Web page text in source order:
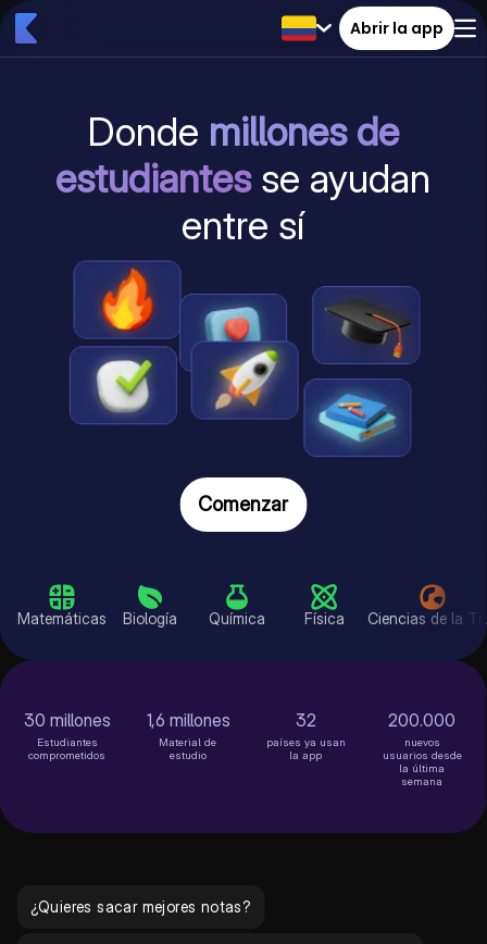
Abrir la app
Donde millones de
estudiantesse ayudan
entre sí
Comenzar
Matemáticas Biología Química Física
30 millones
Estudiantes
comprometidos
1,6 millones
Material de
estudio
32
países ya usan
la app
200.000
nuevos
usuarios desde
la última
semana
¿Quieres sacar mejores notas?